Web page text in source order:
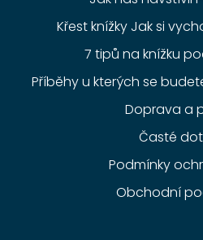
Křest knížky Jak si
7 tipů na knížku
Příběhy u kterých se
Doprava a
Časté
Podmínky
Obchodní